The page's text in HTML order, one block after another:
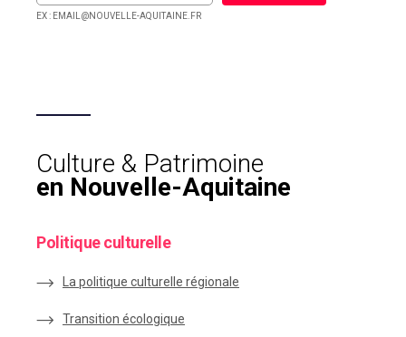
EX : EMAIL@NOUVELLE-AQUITAINE.FR
Culture & Patrimoine
en Nouvelle-Aquitaine
Politique culturelle
La politique culturelle régionale
Transition écologique